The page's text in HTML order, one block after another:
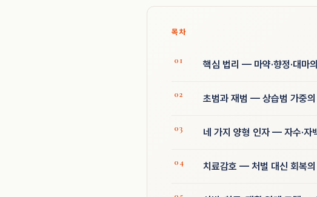
목차
핵심 법리 — 마약·향정·대마
초범과 재범 — 상습범 가중의
네 가지 양형 인자 — 자수·자
치료감호 — 처벌 대신 회복의